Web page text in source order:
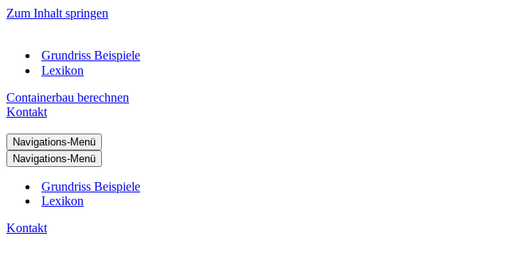
Zum Inhalt springen
Grundriss Beispiele
Lexikon
Containerbau berechnen
Kontakt
Navigations-Menü
Navigations-Menü
Grundriss Beispiele
Lexikon
Kontakt